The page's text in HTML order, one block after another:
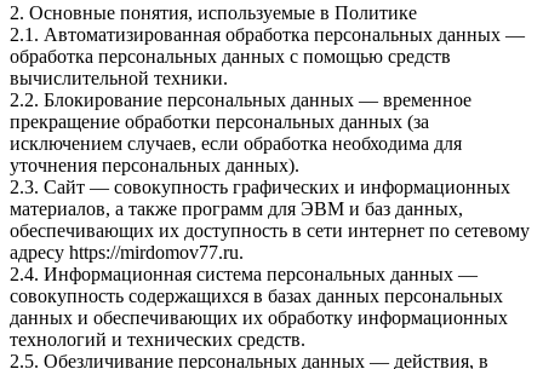
2. Основные понятия, используемые в Политике
2.1. Автоматизированная обработка персональных данных —
обработка персональных данных с помощью средств
вычислительной техники.
2.2. Блокирование персональных данных — временное
прекращение обработки персональных данных (за
исключением случаев, если обработка необходима для
уточнения персональных данных).
2.3. Сайт — совокупность графических и информационных
материалов, а также программ для ЭВМ и баз данных,
обеспечивающих их доступность в сети интернет по сетевому
адресу https://mirdomov77.ru.
2.4. Информационная система персональных данных —
совокупность содержащихся в базах данных персональных
данных и обеспечивающих их обработку информационных
технологий и технических средств.
2.5. Обезличивание персональных данных — действия, в